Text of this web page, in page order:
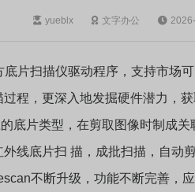
yueblx 文字办公
片扫描仪驱动程序，支持市场
程，更深入地发掘硬件潜力，
底片类型，在剪取图像时制成关
线底片扫 描，成批扫描，自动剪
不断升级，功能不断完善，